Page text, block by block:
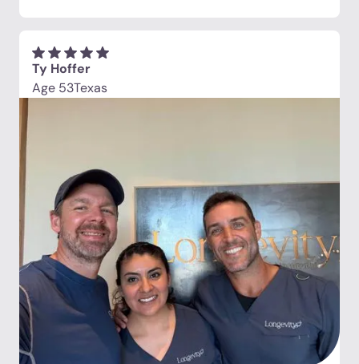
con células madre. Repetí las pruebas de
laboratorio 48 horas después y varios
biomarcadores preocupantes ya habían
mejorado; algunos habían vuelto a la normalidad.
Ty Hoffer
Age 53Texas